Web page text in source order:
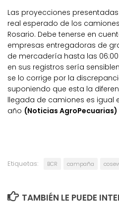
Las proyecciones
real esperado de los
Rosario. Debe tenerse en
empresas entregadoras de
de mercadería hasta las
en sus registros sería
se lo corrige por la
suponiendo que esta la
llegada de camiones es igual
año (Noticias AgroPecuarias)
Etiquetas: BCR campaña
TAMBIÉN LE PUEDE